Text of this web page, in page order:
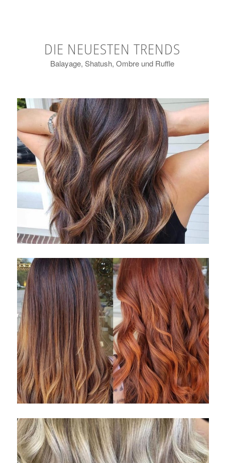
DIE NEUESTEN TRENDS
Balayage, Shatush, Ombre und Ruffle